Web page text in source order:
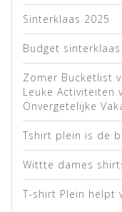
Sinterklaas 2025
Budget
Zomer Bucketlist
Leuke Activiteiten
Onvergetelijke
Tshirt plein is de
Wittte dames
T-shirt Plein helpt